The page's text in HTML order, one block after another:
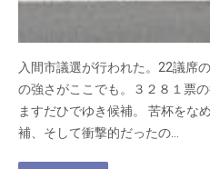
入間市議選が行われた。22議席
の強さがここでも。３２８１票
ますだひでゆき候補。 苦杯をな
補、そして衝撃的だったの…